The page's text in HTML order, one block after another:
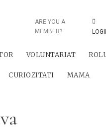
ARE YOU A
MEMBER?
VOLUNTARIAT
CURIOZITATI MAMA